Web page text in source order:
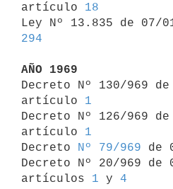
artículo 18
294
AÑO 1969
Decreto Nº 130/969
artículo 1
Decreto Nº 126/969
artículo 1
Decreto
Nº 79/969 de
Decreto Nº 20/969 de
artículos 1 y 4